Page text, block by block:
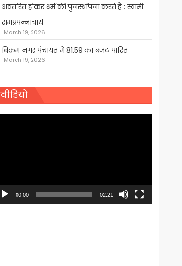
अवतरित होकर धर्म की पुनर्स्थापना करते हैं : स्वामी
रामप्रपन्नाचार्य
March 19, 2026
बिक्रम नगर पंचायत में 81.59 का बजट पारित
March 19, 2026
वीडियो
00:00 02:21